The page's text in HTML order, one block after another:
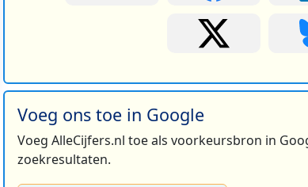
Voeg ons toe in Google
Voeg AlleCijfers.nl toe als voorkeursbron in
zoekresultaten.